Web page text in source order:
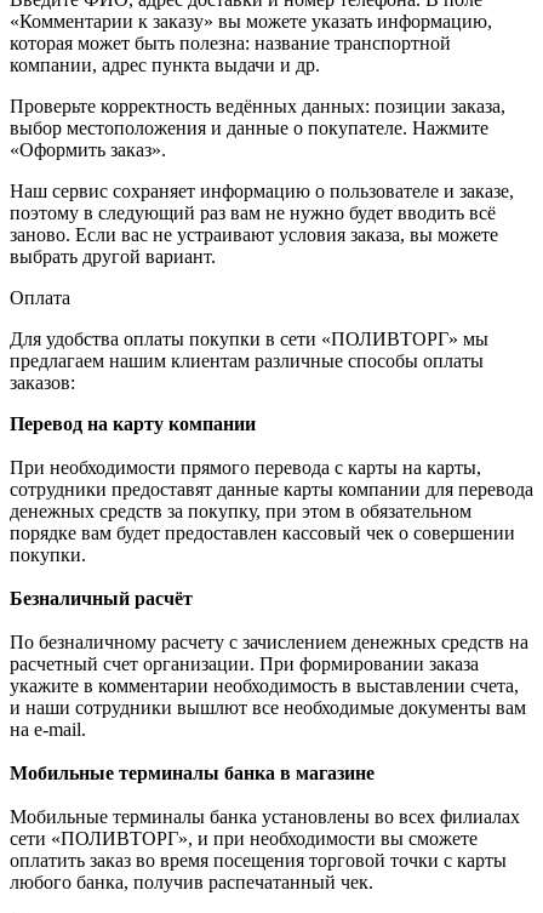
«Комментарии к заказу» вы можете указать информацию,
которая может быть полезна: название транспортной
компании, адрес пункта выдачи и др.
Проверьте корректность ведённых данных: позиции заказа,
выбор местоположения и данные о покупателе. Нажмите
«Оформить заказ».
Наш сервис сохраняет информацию о пользователе и заказе,
поэтому в следующий раз вам не нужно будет вводить всё
заново. Если вас не устраивают условия заказа, вы можете
выбрать другой вариант.
Оплата
Для удобства оплаты покупки в сети «ПОЛИВТОРГ» мы
предлагаем нашим клиентам различные способы оплаты
заказов:
Перевод на карту компании
При необходимости прямого перевода с карты на карты,
сотрудники предоставят данные карты компании для перевода
денежных средств за покупку, при этом в обязательном
порядке вам будет предоставлен кассовый чек о совершении
покупки.
Безналичный расчёт
По безналичному расчету с зачислением денежных средств на
расчетный счет организации. При формировании заказа
укажите в комментарии необходимость в выставлении счета,
и наши сотрудники вышлют все необходимые документы вам
на e-mail.
Мобильные терминалы банка в магазине
Мобильные терминалы банка установлены во всех филиалах
сети «ПОЛИВТОРГ», и при необходимости вы сможете
оплатить заказ во время посещения торговой точки с карты
любого банка, получив распечатанный чек.